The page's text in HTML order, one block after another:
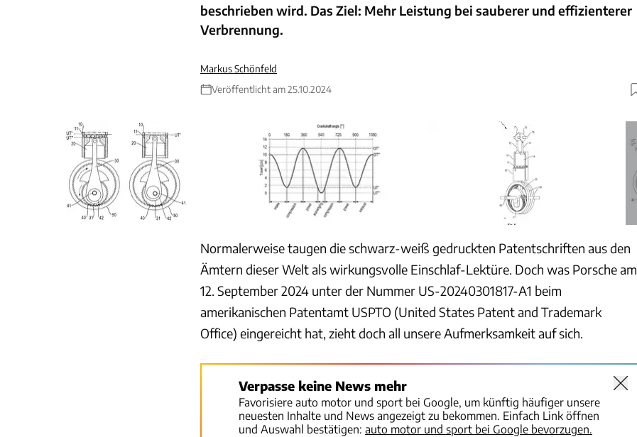
beschrieben wird. Das Ziel: Mehr Leistung bei sauberer und effizienterer
Verbrennung.
Markus Schönfeld
Veröffentlicht am 25.10.2024
Normalerweise taugen die schwarz-weiß gedruckten Patentschriften aus den
Ämtern dieser Welt als wirkungsvolle Einschlaf-Lektüre. Doch was Porsche am
12. September 2024 unter der Nummer US-20240301817-A1 beim
amerikanischen Patentamt USPTO (United States Patent and Trademark
Office) eingereicht hat, zieht doch all unsere Aufmerksamkeit auf sich.
Verpasse keine News mehr
Favorisiere auto motor und sport bei Google, um künftig häufiger unsere
neuesten Inhalte und News angezeigt zu bekommen. Einfach Link öffnen
und Auswahl bestätigen: auto motor und sport bei Google bevorzugen.